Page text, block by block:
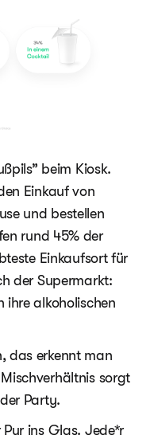
beim Kiosk.
Einkauf von
und bestellen
rund 45% der
Einkaufsort für
der Supermarkt:
ihre alkoholischen
das erkennt man
sorgt
Party.
ins Glas. Jede*r